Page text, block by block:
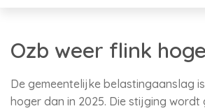
Ozb weer flink
De gemeentelijke belastingaanslag
hoger dan in 2025. Die stijging wordt